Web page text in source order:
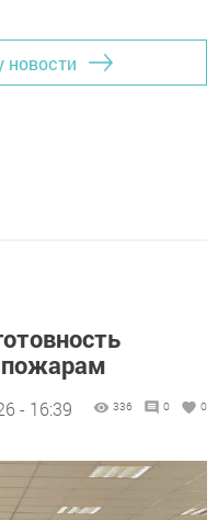
новости
пожарам
- 16:39 336 0 0